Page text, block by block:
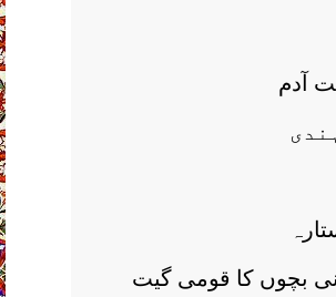
آدم
بچوں کا قومی گيت